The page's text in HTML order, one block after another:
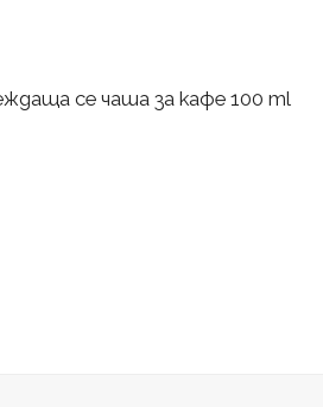
се чаша за кафе 100 ml